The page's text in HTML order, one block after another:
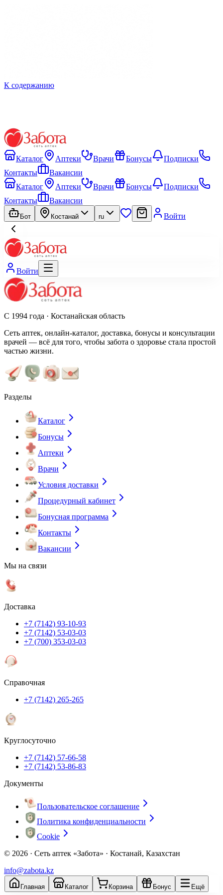
К содержанию
Каталог Аптеки Врачи Бонусы
Подписки
Контакты
Вакансии
Каталог
Аптеки Врачи Бонусы
Подписки
Контакты
Вакансии
Бот Костанай ru Войти
Войти
С 1994 года · Костанайская область
Сеть аптек, онлайн-каталог, доставка, бонусы и консультации
врачей — всё для того, чтобы забота о здоровье стала простой
частью жизни.
Разделы
Каталог
Бонусы
Аптеки
Врачи
Условия доставки
Процедурный кабинет
Бонусная программа
Контакты
Вакансии
Мы на связи
Доставка
+7 (7142) 93-10-93
+7 (7142) 53-03-03
+7 (700) 353-03-03
Справочная
+7 (7142) 265-265
Круглосуточно
+7 (7142) 57-66-58
+7 (7142) 53-86-83
Документы
Пользовательское соглашение
Политика конфиденциальности
Cookie
© 2026 · Сеть аптек «Забота» · Костанай, Казахстан
info@zabota.kz
Главная Каталог Корзина Бонус Ещё